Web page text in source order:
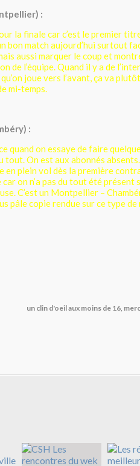
:
la finale car c’est le premier
bon match aujourd’hui surtout
aussi marquer le coup et
l’équipe. Quand il y a de
joue vers l’avant, ça va plutôt
mi-temps.
:
quand on essaye de faire
tout. On est aux abonnés
en plein vol dès la première
on n’a pas du tout été présent
C’est un Montpellier –
pâle copie rendue sur ce type de
un clin d'oeil aux moins de 16,